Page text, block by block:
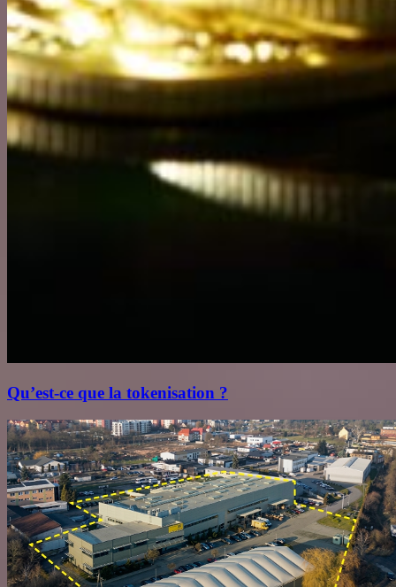
Qu’est‑ce que la tokenisation ?